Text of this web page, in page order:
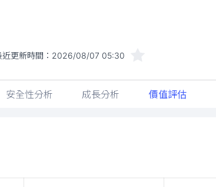
近更新時間： 2026/08/07 05:30
安全性分析 成長分析 價值評估